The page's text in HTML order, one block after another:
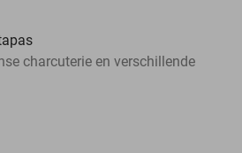
charcuterie en verschillende